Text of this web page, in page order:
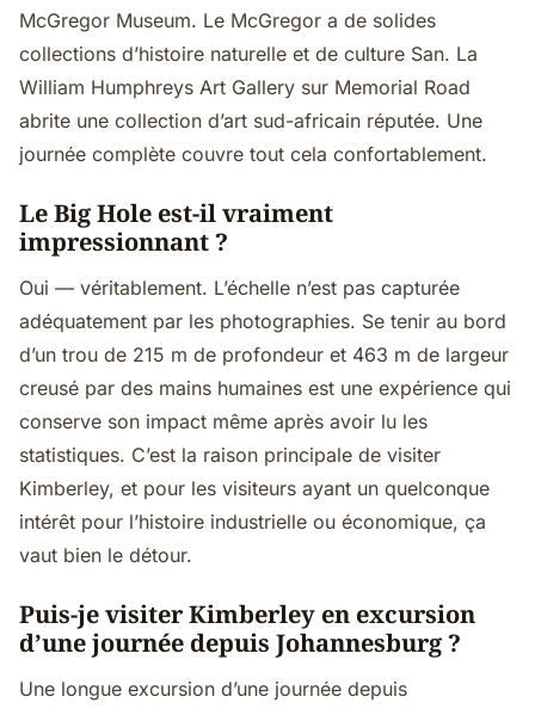
McGregor Museum. Le McGregor a de solides
collections d’histoire naturelle et de culture San. La
William Humphreys Art Gallery sur Memorial Road
abrite une collection d’art sud-africain réputée. Une
journée complète couvre tout cela confortablement.
Le Big Hole est-il vraiment
impressionnant ?
Oui — véritablement. L’échelle n’est pas capturée
adéquatement par les photographies. Se tenir au bord
d’un trou de 215 m de profondeur et 463 m de largeur
creusé par des mains humaines est une expérience qui
conserve son impact même après avoir lu les
statistiques. C’est la raison principale de visiter
Kimberley, et pour les visiteurs ayant un quelconque
intérêt pour l’histoire industrielle ou économique, ça
vaut bien le détour.
Puis-je visiter Kimberley en excursion
d’une journée depuis Johannesburg ?
Une longue excursion d’une journée depuis